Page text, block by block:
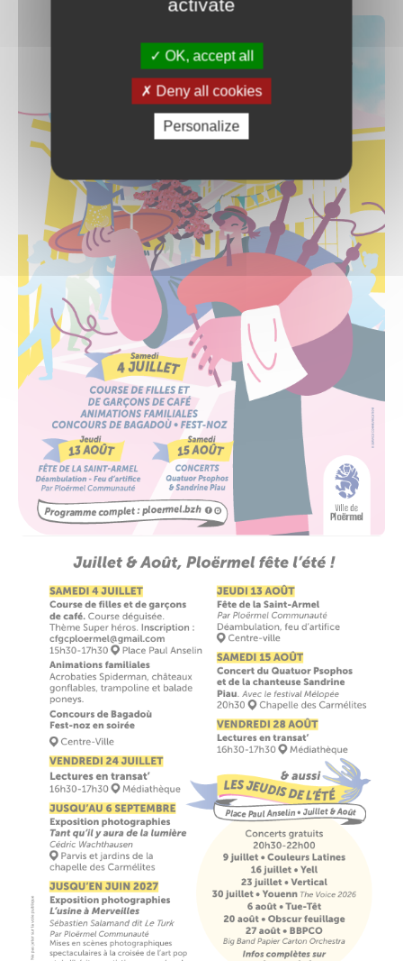
OK, accept all
Deny all cookies
Personalize